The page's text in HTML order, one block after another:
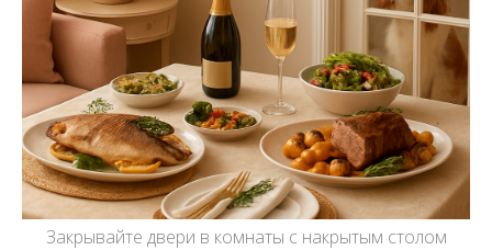
Закрывайте двери в комнаты с накрытым столом